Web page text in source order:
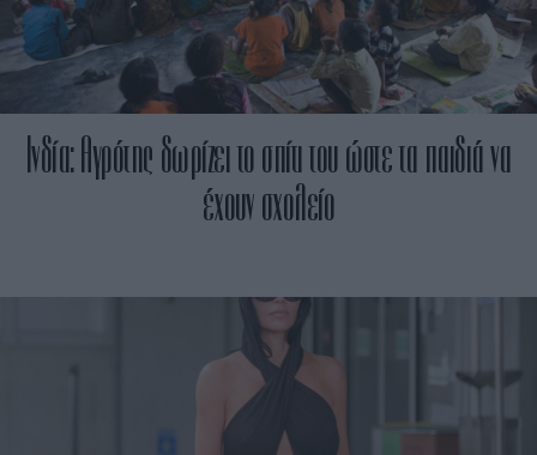
Ινδία: Αγρότης δωρίζει το σπίτι του ώστε τα παιδιά να
έχουν σχολείο